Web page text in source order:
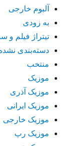
آلبوم خارجی
به زودی
تیتراژ فیلم و
دسته‌بندی
منتخب
موزیک
موزیک آذری
موزیک ایرانی
موزیک خارجی
موزیک رپ